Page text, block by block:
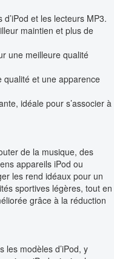
et les lecteurs MP3.
maintien et plus de
une meilleure qualité
qualité et une apparence
idéale pour s’associer à
de la musique, des
appareils iPod ou
les rend idéaux pour un
sportives légères, tout en
grâce à la réduction
les modèles d’iPod, y